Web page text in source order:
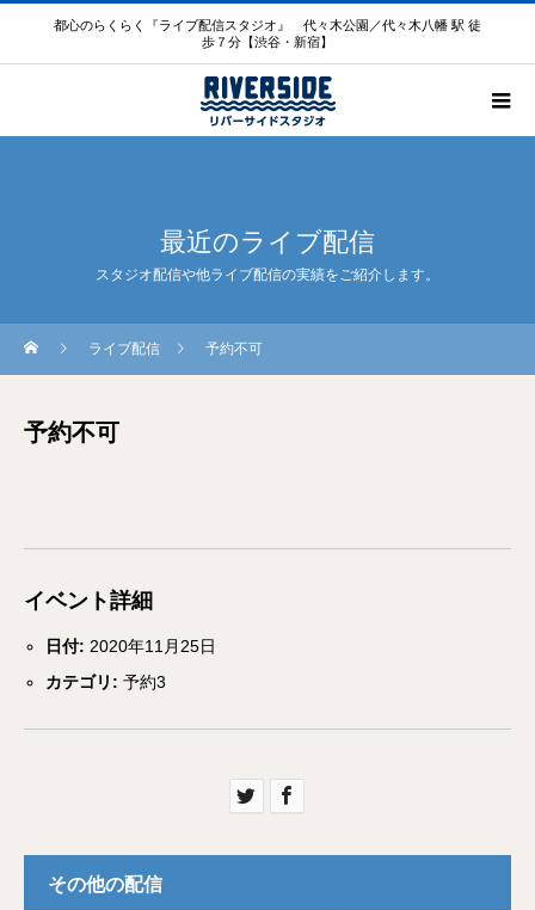
都心のらくらく『ライブ配信スタジオ』 代々木公園／代々木八幡 駅 徒
歩７分【渋谷・新宿】
最近のライブ配信
スタジオ配信や他ライブ配信の実績をご紹介します。
ライブ配信 予約不可
予約不可
イベント詳細
日付: 2020年11月25日
カテゴリ: 予約3
その他の配信